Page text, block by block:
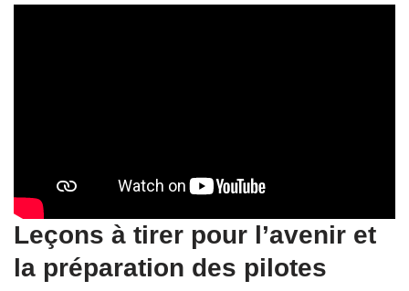
Leçons à tirer pour l’avenir et
la préparation des pilotes